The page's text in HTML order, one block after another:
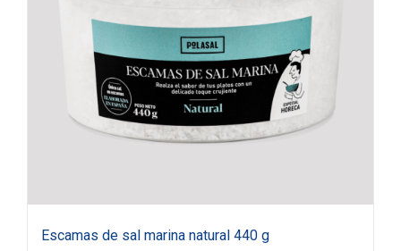
Escamas de sal marina natural 440 g